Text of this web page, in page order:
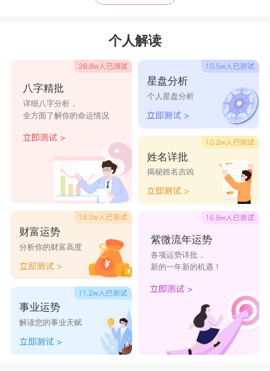
礼》：前有水，则载青旌。注：青，青雀，水鸟。
七签，玉清天中有树，似松，名曰空青之林。又
《广韵》：男青、女青，皆木名。出《罗浮山
记》。又果名。青子，橄榄也。苏轼诗“纷纷青子
落红盐”。又药名。《本草纲目》：空青，腹中
空，破之有浆，治眼疾。一名杨梅青。又，白青，
治目疾，色深者为石青，淡者为碧青。《淮南子·
毕万术》云：白青，得铁即化为铜。又曾青、绿
青、扁青、绿肤青，并详《本草纲目》。又《韵
会》：竹皮曰青。《后汉·吴右传》：杀青简以写
经书。注：以火炙简令汗取其青，易书复不蠹，谓
之杀青。又唐李肇《翰林志》：凡大清宫道观荐告
词文，用青藤纸朱字，谓之青词。又李绰《岁时
纪》：上巳曲江禊饮，曰踏青。
用青取名字
怡青 青燕 青策 锡青
个人解读
八字精批
详细八字分析，
全方面了解你的命运情况
财富运势
分析你的财富高度
事业运势
解读您的事业天赋
星盘分析
个人星盘分析
姓名详批
揭秘姓名吉凶
紫微流年运势
各项运势详批，
新的一年新的机遇！